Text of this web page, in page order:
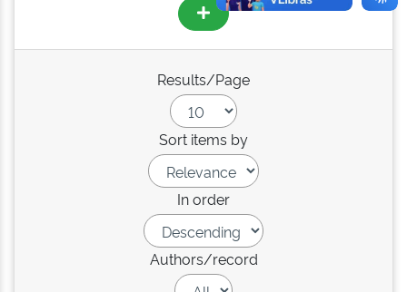
Results/Page
Sort items by
In order
Authors/record